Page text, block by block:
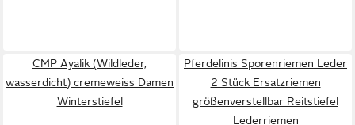
CMP Ayalik (Wildleder,
wasserdicht) cremeweiss Damen
Winterstiefel
Pferdelinis Sporenriemen Leder
2 Stück Ersatzriemen
größenverstellbar Reitstiefel
Lederriemen